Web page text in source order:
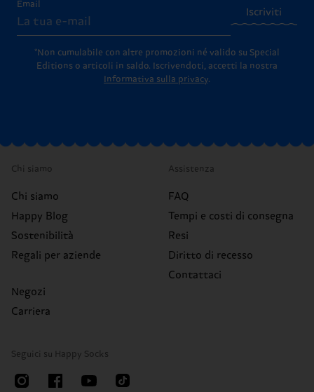
Email
Iscriviti
*Non cumulabile con altre promozioni né valido su Special
Editions o articoli in saldo.
Iscrivendoti, accetti la nostra
Informativa sulla privacy.
Chi siamo
Chi siamo
Happy Blog
Sostenibilità
Regali per aziende
Negozi
Carriera
Assistenza
FAQ
Tempi e costi di consegna
Resi
Diritto di recesso
Contattaci
Seguici su Happy Socks